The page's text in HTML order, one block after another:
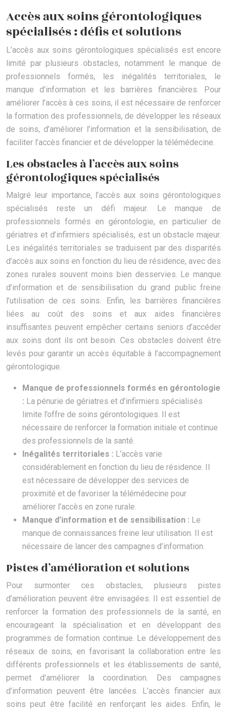
Accès aux soins gérontologiques
spécialisés : défis et solutions
L’accès aux soins gérontologiques spécialisés est encore
limité par plusieurs obstacles, notamment le manque de
professionnels formés, les inégalités territoriales, le
manque d’information et les barrières financières. Pour
améliorer l’accès à ces soins, il est nécessaire de renforcer
la formation des professionnels, de développer les réseaux
de soins, d’améliorer l’information et la sensibilisation, de
faciliter l’accès financier et de développer la télémédecine.
Les obstacles à l’accès aux soins
gérontologiques spécialisés
Malgré leur importance, l’accès aux soins gérontologiques
spécialisés reste un défi majeur. Le manque de
professionnels formés en gérontologie, en particulier de
gériatres et d’infirmiers spécialisés, est un obstacle majeur.
Les inégalités territoriales se traduisent par des disparités
d’accès aux soins en fonction du lieu de résidence, avec des
zones rurales souvent moins bien desservies. Le manque
d’information et de sensibilisation du grand public freine
l’utilisation de ces soins. Enfin, les barrières financières
liées au coût des soins et aux aides financières
insuffisantes peuvent empêcher certains seniors d’accéder
aux soins dont ils ont besoin. Ces obstacles doivent être
levés pour garantir un accès équitable à l’accompagnement
gérontologique.
Manque de professionnels formés en gérontologie
: La pénurie de gériatres et d’infirmiers spécialisés
limite l’offre de soins gérontologiques. Il est
nécessaire de renforcer la formation initiale et continue
des professionnels de la santé.
Inégalités territoriales : L’accès varie
considérablement en fonction du lieu de résidence. Il
est nécessaire de développer des services de
proximité et de favoriser la télémédecine pour
améliorer l’accès en zone rurale.
Manque d’information et de sensibilisation : Le
manque de connaissances freine leur utilisation. Il est
nécessaire de lancer des campagnes d’information.
Pistes d’amélioration et solutions
Pour surmonter ces obstacles, plusieurs pistes
d’amélioration peuvent être envisagées. Il est essentiel de
renforcer la formation des professionnels de la santé, en
encourageant la spécialisation et en développant des
programmes de formation continue. Le développement des
réseaux de soins, en favorisant la collaboration entre les
différents professionnels et les établissements de santé,
permet d’améliorer la coordination. Des campagnes
d’information peuvent être lancées. L’accès financier aux
soins peut être facilité en renforçant les aides. Enfin, le